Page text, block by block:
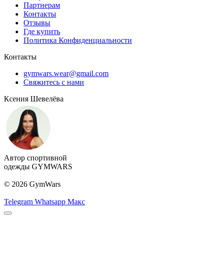
Партнерам
Контакты
Отзывы
Где купить
Политика Конфиденциальности
Контакты
gymwars.wear@gmail.com
Свяжитесь с нами
Ксения Шевелёва
Автор спортивной
одежды GYMWARS
© 2026 GymWars
Telegram Whatsapp Макс